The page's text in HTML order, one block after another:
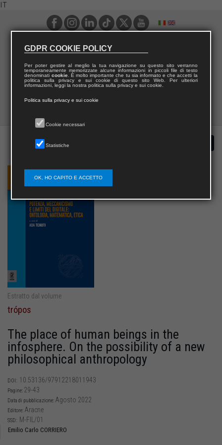
IT
Estratto dal volume
trópos
The place of human beings in the
infosphere. On the possibility of a new
philosophical anthropology
DOI: 10.53136/97912218011943
Pagine: 29-43
Data di pubblicazione: Agosto 2022
Editore: Aracne
SSD: M-FIL/01
Emilio Carlo CORRIERO
GDPR COOKIE POLICY
Per poter gestire al meglio la tua navigazione su questo sito verranno
temporaneamente memorizzate alcune informazioni in piccoli file di testo
denominati cookie. È molto importante che tu sia informato e che accetti la
politica sulla privacy e sui cookie di questo sito Web. Per ulteriori
informazioni, leggi la nostra politica sulla privacy e sui cookie.
Politica sulla privacy e sui cookie
Cookie necessari
Statistiche
OK, HO CAPITO E ACCETTO